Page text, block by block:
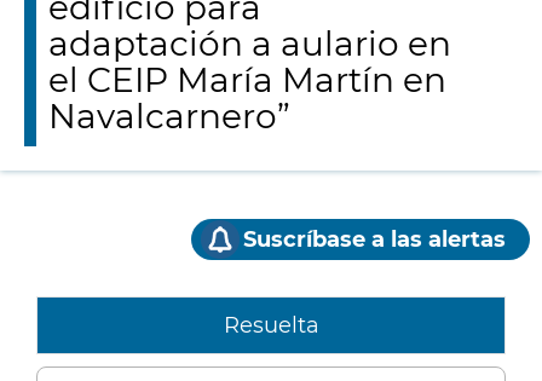
adaptación a aulario en
el CEIP María Martín en
Navalcarnero”
Suscríbase a las alertas
Resuelta